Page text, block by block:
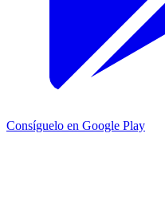
Consíguelo en Google Play